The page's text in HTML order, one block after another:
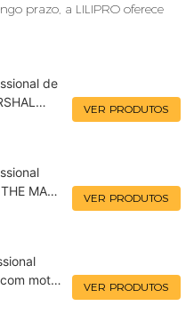
prazo, a LILIPRO oferece
de
VER PRODUTOS
MANE
VER PRODUTOS
motor
VER PRODUTOS